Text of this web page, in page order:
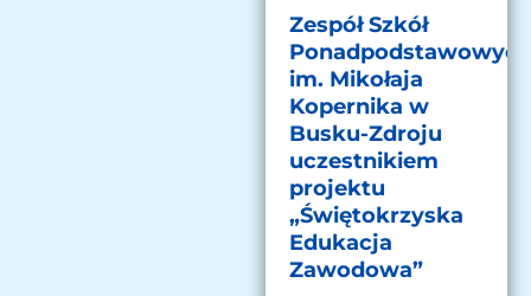
Zespół Szkół
Ponadpodstawowych
im. Mikołaja
Kopernika w
Busku-Zdroju
uczestnikiem
projektu
„Świętokrzyska
Edukacja
Zawodowa”